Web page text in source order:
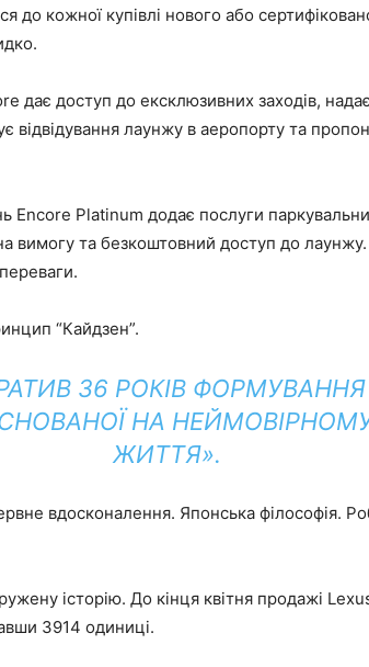
до кожної купівлі нового або
дає доступ до ексклюзивних заходів,
відвідування лаунжу в аеропорту та
Encore Platinum додає послуги
вимогу та безкоштовний доступ до
“Кайдзен”.
36 РОКІВ
НА
ЖИТТЯ».
вдосконалення. Японська філософія.
історію. До кінця квітня продажі
3914 одиниці.